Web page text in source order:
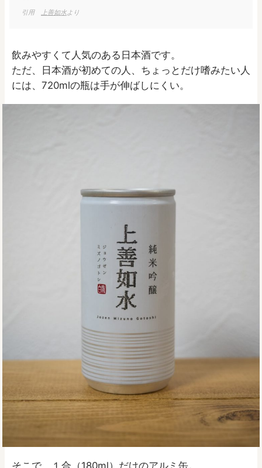
引用 上善如水より
飲みやすくて人気のある日本酒です。
ただ、日本酒が初めての人、ちょっとだけ嗜みたい人
には、720mlの瓶は手が伸ばしにくい。